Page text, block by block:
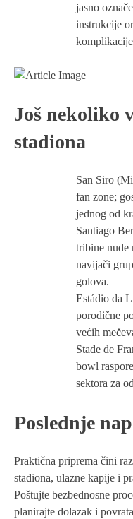
jasno
instrukcije
Još nekoliko
stadiona
San Siro
fan zone;
jednog od
Santiago
tribine nude
navijači
golova.
Estádio da
porodične
većih
Stade de
bowl
sektora za
Poslednje
Praktična priprema čini
stadiona, ulazne kapije i
Poštujte bezbednosne
planirajte dolazak i